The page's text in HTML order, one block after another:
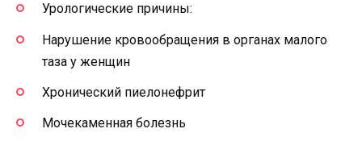
Урологические причины:
Нарушение кровообращения в органах малого
таза у женщин
Хронический пиелонефрит
Мочекаменная болезнь